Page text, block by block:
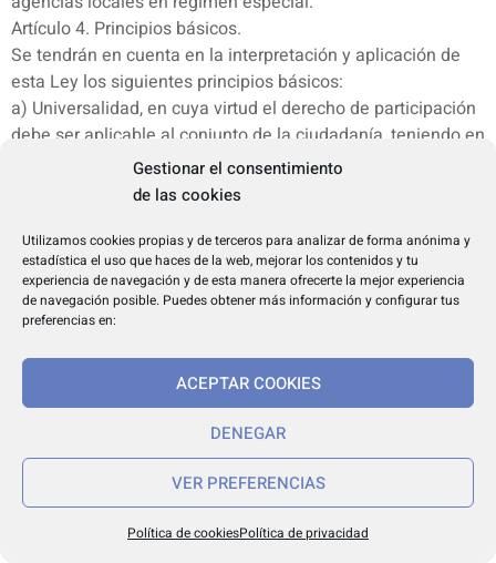
Gestionar el consentimiento
de las cookies
Utilizamos cookies propias y de terceros para analizar de forma anónima y
estadística el uso que haces de la web, mejorar los contenidos y tu
experiencia de navegación y de esta manera ofrecerte la mejor experiencia
de navegación posible. Puedes obtener más información y configurar tus
preferencias en:
ACEPTAR COOKIES
DENEGAR
VER PREFERENCIAS
Política de cookiesPolítica de privacidad
Artículo 4. Principios básicos.
Se tendrán en cuenta en la interpretación y aplicación de
esta Ley los siguientes principios básicos:
a) Universalidad, en cuya virtud el derecho de participación
debe ser aplicable al conjunto de la ciudadanía, teniendo en
cuenta la diversidad territorial, social y económica existente
participación de la ciudadanía se integrará en todos los
niveles del ámbito de aplicación de esta Ley como eje
transversal de actuación.
c) Transparencia, en cuya virtud toda la información pública
Transparencia Pública de Andalucía, y está al servicio de la
participación ciudadana de forma proactiva.
d) Veracidad, en cuya virtud la información pública ha de
ser cierta y exacta, asegurando que procede de
documentos respecto de los que se ha verificado su
autenticidad, fiabilidad, integridad, disponibilidad y cadena
de custodia, conforme establece la Ley 1/2014, de 24 de